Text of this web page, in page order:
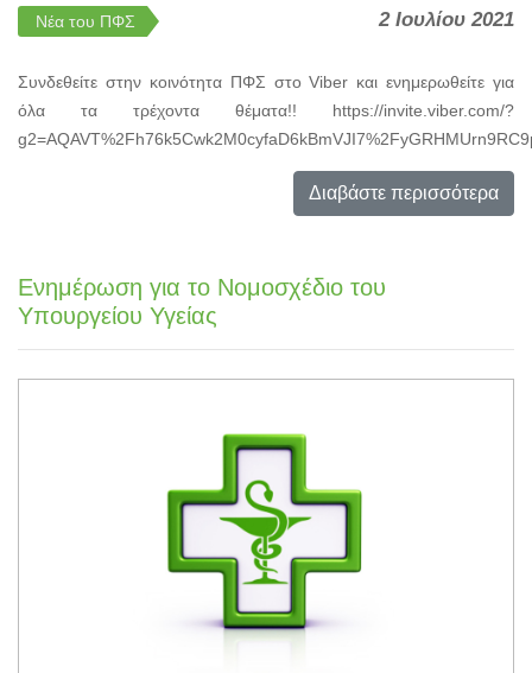
Νέα του ΠΦΣ 2 Ιουλίου 2021
Συνδεθείτε στην κοινότητα ΠΦΣ στο Viber και ενημερωθείτε για
όλα τα τρέχοντα θέματα!! https://invite.viber.com/?
Διαβάστε περισσότερα
Ενημέρωση για το Νομοσχέδιο του
Υπουργείου Υγείας